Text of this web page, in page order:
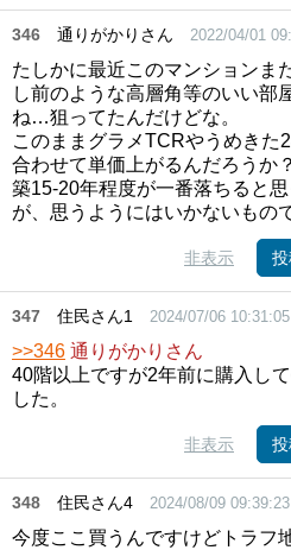
346 通りがかりさん 2022/04/01
たしかに最近このマンションま
し前のような高層角等のいい部
ね…狙ってたんだけどな。
このままグラメTCRやうめきた
合わせて単価上がるんだろうか？
築15-20年程度が一番落ちると
が、思うようにはいかないもの
非表示
347 住民さん1 2024/07/06 10:31:05
>>346 通りがかりさん
40階以上ですが2年前に購入し
した。
非表示
348 住民さん4 2024/08/09 09:39:23
今度ここ買うんですけどトラフ